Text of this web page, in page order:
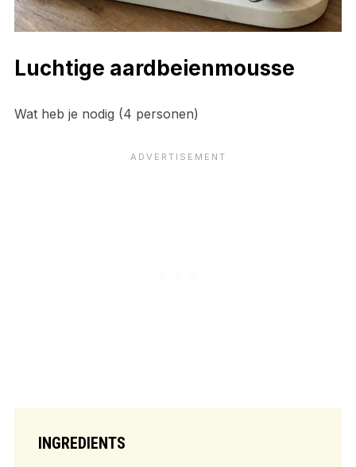
Luchtige aardbeienmousse
Wat heb je nodig (4 personen)
INGREDIENTS